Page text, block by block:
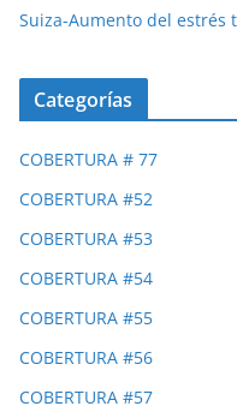
Suiza-Aumento del estrés
Categorías
COBERTURA # 77
COBERTURA #52
COBERTURA #53
COBERTURA #54
COBERTURA #55
COBERTURA #56
COBERTURA #57